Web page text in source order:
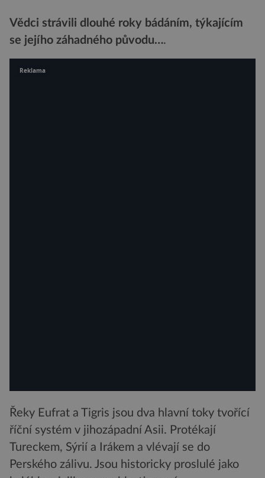
Vědci strávili dlouhé roky bádáním, týkajícím
se jejího záhadného původu….
Řeky Eufrat a Tigris jsou dva hlavní toky tvořící
říční systém v jihozápadní Asii. Protékají
Tureckem, Sýrií a Irákem a vlévají se do
Perského zálivu. Jsou historicky proslulé jako
Reklama